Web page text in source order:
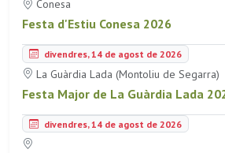
Conesa
Festa d'Estiu Conesa 2026
divendres, 14 de agost de 2026
La Guàrdia Lada (Montoliu de Segarra)
Festa Major de La Guàrdia Lada
divendres, 14 de agost de 2026